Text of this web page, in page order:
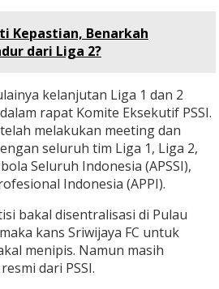
Kepastian, Benarkah
dari Liga 2?
kelanjutan Liga 1 dan 2
rapat Komite Eksekutif PSSI.
melakukan meeting dan
seluruh tim Liga 1, Liga 2,
Seluruh Indonesia (APSSI),
Indonesia (APPI).
bakal disentralisasi di Pulau
kans Sriwijaya FC untuk
menipis. Namun masih
dari PSSI.